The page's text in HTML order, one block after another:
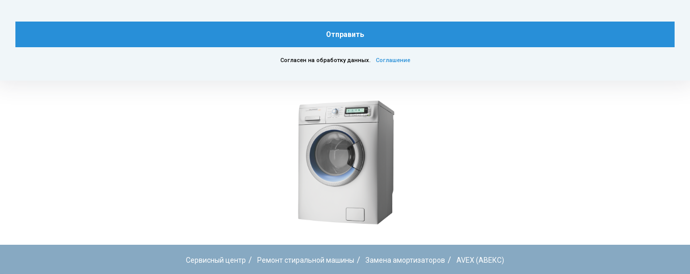
Отправить
Согласен на обработку данных. Соглашение
Сервисный центр / Ремонт стиральной машины / Замена амортизаторов / AVEX (АВЕКС)